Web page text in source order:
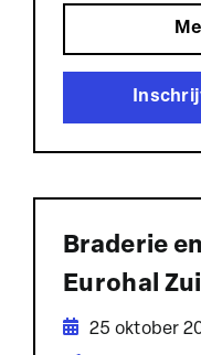
Braderie
Eurohal
25 oktober